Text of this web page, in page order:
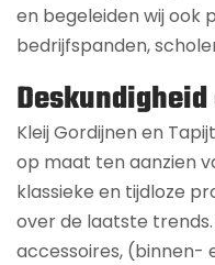
en begeleiden wij ook
bedrijfspanden,
Kleij Gordijnen en
op maat ten aanzien
klassieke en tijdloze
over de laatste
accessoires, (binnen-